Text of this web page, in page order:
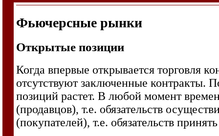
Фьючерсные рынки
Открытые позиции
Когда впервые открывается торговля
отсутствуют заключенные контракты.
позиций растет. В любой момент
(продавцов), т.е. обязательств
(покупателей), т.е. обязательств